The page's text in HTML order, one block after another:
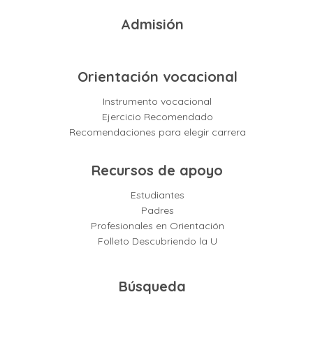
Admisión
Orientación vocacional
Instrumento vocacional
Ejercicio Recomendado
Recomendaciones para elegir carrera
Recursos de apoyo
Estudiantes
Padres
Profesionales en Orientación
Folleto Descubriendo la U
Búsqueda